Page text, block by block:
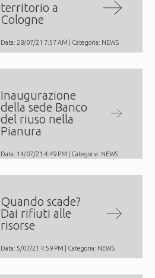
territorio a
Cologne
Data: 28/07/21 7:57 AM | Categoria: NEWS
Inaugurazione
della sede Banco
del riuso nella
Pianura
Data: 14/07/21 4:49 PM | Categoria: NEWS
Quando scade?
Dai rifiuti alle
risorse
Data: 5/07/21 4:59 PM | Categoria: NEWS